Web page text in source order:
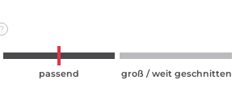
?
passend groß / weit geschnitten